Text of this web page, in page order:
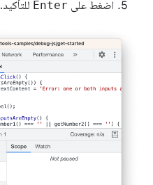
اضغط على Enter للتأكيد.